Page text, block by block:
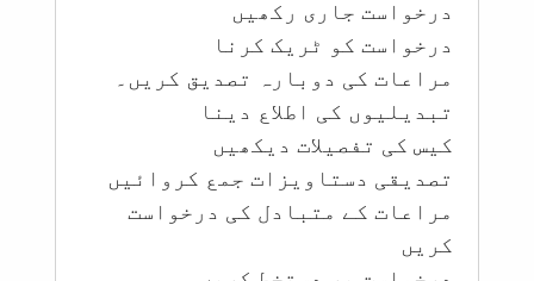
درخواست جاری رکھیں
درخواست کو ٹریک کرنا
مراعات کی دوبارہ تصدیق کریں۔
تبدیلیوں کی اطلاع دینا
کیس کی تفصیلات دیکھیں
تصدیقی دستاویزات جمع کروائیں
مراعات کے متبادل کی درخواست
کریں